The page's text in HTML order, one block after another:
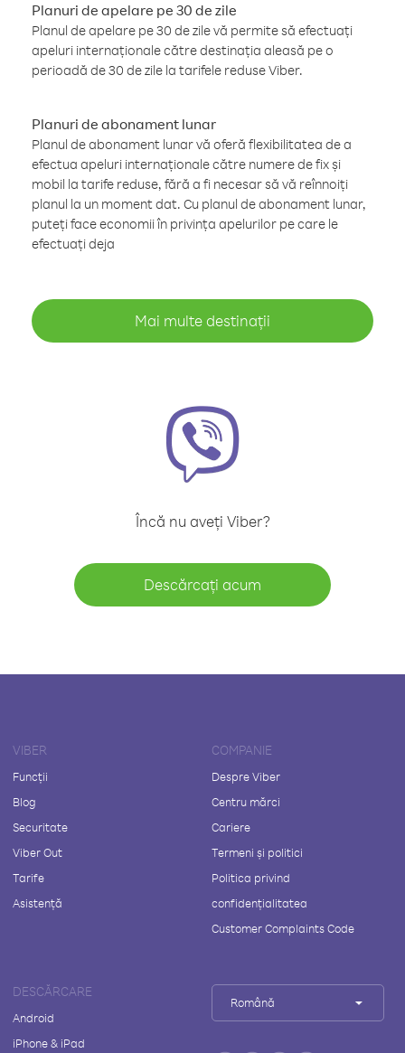
Planuri de apelare pe 30 de zile
Planul de apelare pe 30 de zile vă permite să efectuați
apeluri internaționale către destinația aleasă pe o
perioadă de 30 de zile la tarifele reduse Viber.
Planuri de abonament lunar
Planul de abonament lunar vă oferă flexibilitatea de a
efectua apeluri internaționale către numere de fix și
mobil la tarife reduse, fără a fi necesar să vă reînnoiți
planul la un moment dat. Cu planul de abonament lunar,
puteți face economii în privința apelurilor pe care le
efectuați deja
Mai multe destinații
Încă nu aveți Viber?
Descărcați acum
VIBER
Funcții
Blog
Securitate
Viber Out
Tarife
Asistență
COMPANIE
Despre Viber
Centru mărci
Cariere
Termeni și politici
Politica privind
confidențialitatea
Customer Complaints Code
DESCĂRCARE
Android
iPhone & iPad
Română